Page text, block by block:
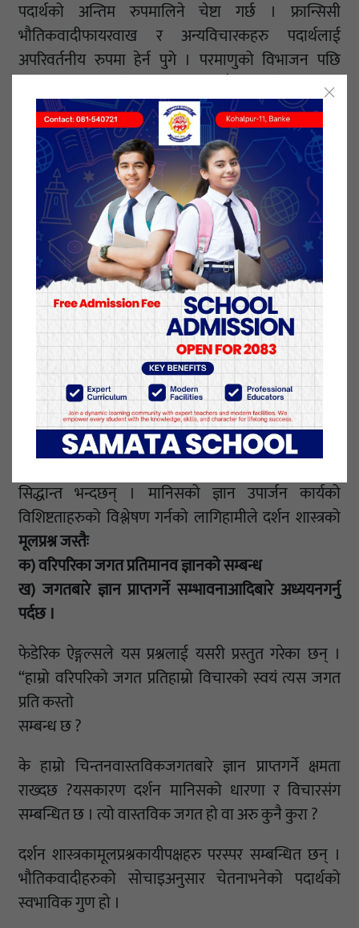
पदार्थको अन्तिम रुपमालिने चेष्टा गर्छ । फ्रान्सिसी
भौतिकवादीफायरवाख र अन्यविचारकहरु पदार्थलाई
अपरिवर्तनीय रुपमा हेर्न पुगे । परमाणुको विभाजन पछि
बुर्जुवादार्शनिकहरुले माक्र्सवादमाथिनयाँहमला गरे ।
ज्ञानको सिद्धान्त दार्शनिक ज्ञानको विधि र स्वरुप ज्ञानको
सारतत्व ज्ञान मानिसको चेतनामायथार्थताको प्रतिबिम्वहो । यो
प्रतिविम्बन न त निस्क्रिय छ न यान्त्रिक । यो एउटा
सृजनात्मकक्रियाहो । कसरी मानिसले वरिपरिका जगतबारे
ज्ञान प्राप्तगर्दछ ।
ज्ञान उपार्जनकादुई तरिकाहरु
क)मानवजीवनभनेको निरन्तर संसारबारे कुनै न कुनै कुरा
थाहापाउने प्रक्रियाहो ।
ख)एकजनाफारसीविख्यातकविफिर्सीदीले लेखेकाछन् ।
यदिजगतको जान न, तिम्रो सर्वत्र बाटो ।बढ तिमी अगाडि
रातदिन,किननहोस् तिम्रो सफर अति कठोर ।
हाम्रो वरिपरिको जगतको ज्ञान, सत्यको खोजीको बाटोहरु,
मानव ज्ञान र मानवक्रियाकलापकाबीचमानिहित सम्बन्धआदि
सिद्धान्त भन्दछन् । मानिसको ज्ञान उपार्जन कार्यको
विशिष्टताहरुको विश्लेषण गर्नको लागिहामीले दर्शन शास्त्रको
मूलप्रश्न जस्तैः
क) वरिपरिका जगत प्रतिमानव ज्ञानको सम्बन्ध
ख) जगतबारे ज्ञान प्राप्तगर्ने सम्भावनाआदिबारे अध्ययनगर्नु
पर्दछ ।
फेडेरिक ऐङ्गल्सले यस प्रश्नलाई यसरी प्रस्तुत गरेका छन् ।
“हाम्रो वरिपरिको जगत प्रतिहाम्रो विचारको स्वयं त्यस जगत
प्रति कस्तो
सम्बन्ध छ ?
के हाम्रो चिन्तनवास्तविकजगतबारे ज्ञान प्राप्तगर्ने क्षमता
राख्दछ ?यसकारण दर्शन मानिसको धारणा र विचारसंग
सम्बन्धित छ । त्यो वास्तविक जगत हो वा अरु कुनै कुरा ?
दर्शन शास्त्रकामूलप्रश्नकायीपक्षहरु परस्पर सम्बन्धित छन् ।
भौतिकवादीहरुको सोचाइअनुसार चेतनाभनेको पदार्थको
स्वभाविक गुण हो ।